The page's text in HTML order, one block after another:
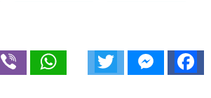
Facebook
Messenger
WhatsApp